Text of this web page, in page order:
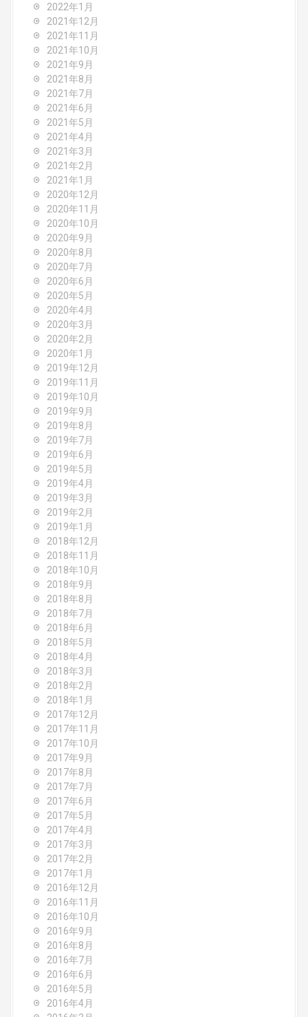
2022年1月
2021年12月
2021年11月
2021年10月
2021年9月
2021年8月
2021年7月
2021年6月
2021年5月
2021年4月
2021年3月
2021年2月
2021年1月
2020年12月
2020年11月
2020年10月
2020年9月
2020年8月
2020年7月
2020年6月
2020年5月
2020年4月
2020年3月
2020年2月
2020年1月
2019年12月
2019年11月
2019年10月
2019年9月
2019年8月
2019年7月
2019年6月
2019年5月
2019年4月
2019年3月
2019年2月
2019年1月
2018年12月
2018年11月
2018年10月
2018年9月
2018年8月
2018年7月
2018年6月
2018年5月
2018年4月
2018年3月
2018年2月
2018年1月
2017年12月
2017年11月
2017年10月
2017年9月
2017年8月
2017年7月
2017年6月
2017年5月
2017年4月
2017年3月
2017年2月
2017年1月
2016年12月
2016年11月
2016年10月
2016年9月
2016年8月
2016年7月
2016年6月
2016年5月
2016年4月